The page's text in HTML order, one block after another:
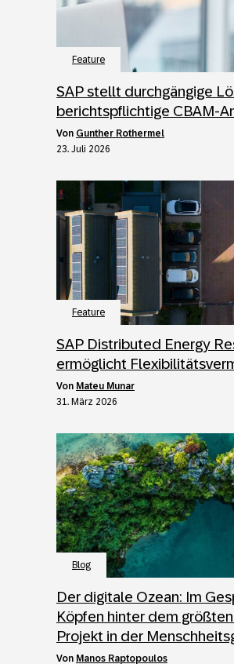
Feature
SAP stellt durchgängige
berichtspflichtige CBAM-
von Gunther Rothermel
23. Juli 2026
Feature
SAP Distributed Energy
ermöglicht
von Mateu Munar
31. März 2026
Blog
Der digitale Ozean: Im
Köpfen hinter dem
Projekt in der
von Manos Raptopoulos